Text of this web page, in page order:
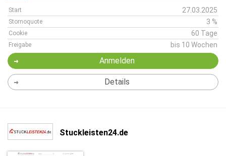
Start 27.03.2025
Stornoquote 3 %
Cookie 60 Tage
Freigabe bis 10 Wochen
Anmelden
Details
Stuckleisten24.de